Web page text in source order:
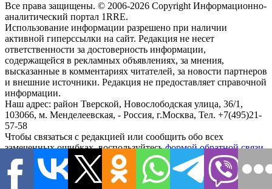
Все права защищены. © 2006-2026 Copyright Информационно-
аналитический портал 1RRE.
Использование информации разрешено при наличии
активной гиперссылки на сайт. Редакция не несет
ответственности за достоверность информации,
содержащейся в рекламных объявлениях, за мнения,
высказанные в комментариях читателей, за новости партнеров
и внешние источники. Редакция не предоставляет справочной
информации.
Наш адрес: район Тверской, Новослободская улица, 36/1 ,
103066, м. Менделеевская, - Россия, г.Москва, Тел. +7(495)21-
57-58
Чтобы связаться с редакцией или сообщить обо всех
замеченных ошибках, воспользуйтесьформой обратной связи.
search close